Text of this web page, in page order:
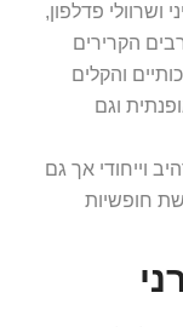
ושרוולי פדלפון,
הקרירים
והקלים
וגם
וייחודי אך גם
חופשיות